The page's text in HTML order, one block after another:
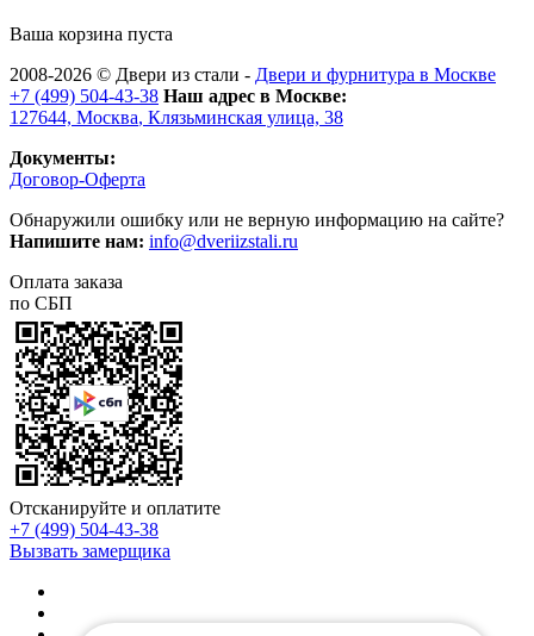
Ваша корзина пуста
2008-2026 © Двери из стали - Двери и фурнитура в Москве
+7 (499) 504-43-38 Наш адрес в Москве:
127644, Москва, Клязьминская улица, 38
Документы:
Договор-Оферта
Обнаружили ошибку или не верную информацию на сайте?
Напишите нам: info@dveriizstali.ru
Оплата заказа
по СБП
Отсканируйте и оплатите
+7 (499) 504-43-38
Вызвать замерщика